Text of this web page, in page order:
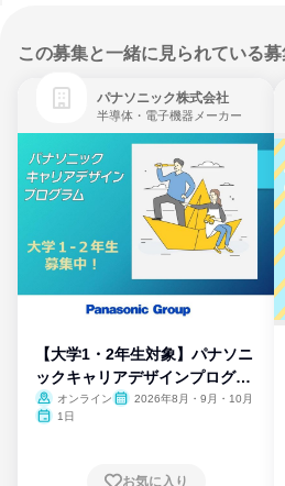
この募集と一緒に見られている募
パナソニック株式会社
半導体・電子機器メーカー
【大学1・2年生対象】パナソニ
ックキャリアデザインプログラ
ム
オンライン
2026年8月・9月・10月
1日
お気に入り